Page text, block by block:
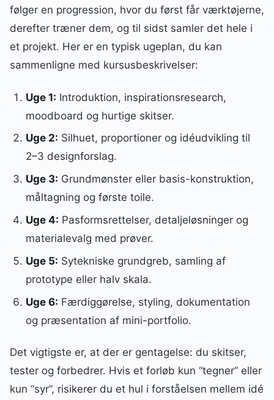
følger en progression, hvor du først får værktøjerne,
derefter træner dem, og til sidst samler det hele i
et projekt. Her er en typisk ugeplan, du kan
sammenligne med kursusbeskrivelser:
Uge 1: Introduktion, inspirationsresearch,
moodboard og hurtige skitser.
Uge 2: Silhuet, proportioner og idéudvikling til
2–3 designforslag.
Uge 3: Grundmønster eller basis-konstruktion,
måltagning og første toile.
Uge 4: Pasformsrettelser, detaljeløsninger og
materialevalg med prøver.
Uge 5: Sytekniske grundgreb, samling af
prototype eller halv skala.
Uge 6: Færdiggørelse, styling, dokumentation
og præsentation af mini-portfolio.
Det vigtigste er, at der er gentagelse: du skitser,
tester og forbedrer. Hvis et forløb kun “tegner” eller
kun “syr”, risikerer du et hul i forståelsen mellem idé